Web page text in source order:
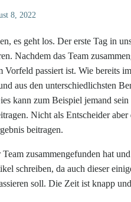
8, 2022
es geht los. Der erste Tag in
Nachdem das Team
Vorfeld passiert ist. Wie bereits
aus den unterschiedlichsten
kann zum Beispiel jemand
Nicht als Entscheider
beitragen.
zusammengefunden hat
schreiben, da auch dieser
soll. Die Zeit ist knapp